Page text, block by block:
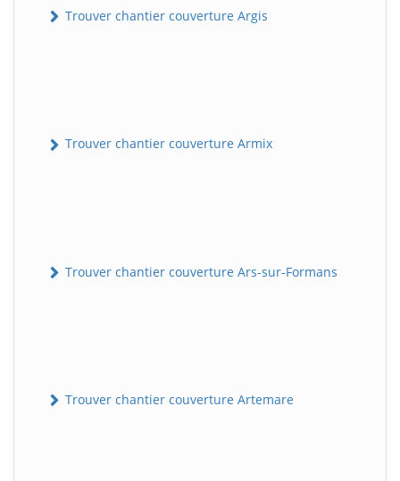
Trouver chantier couverture Argis
Trouver chantier couverture Armix
Trouver chantier couverture Ars-sur-Formans
Trouver chantier couverture Artemare